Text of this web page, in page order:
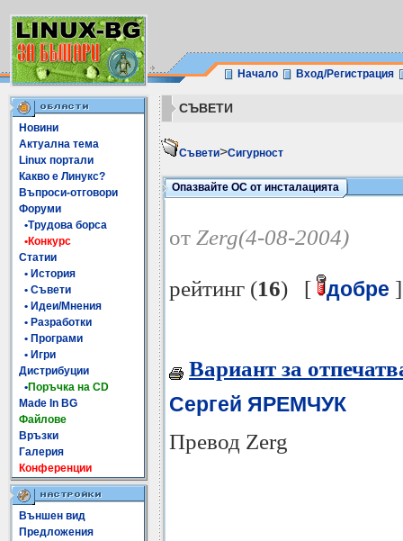
Начало Вход/Регистрация
Новини
Актуална тема
Linux портали
Какво е Линукс?
Въпроси-отговори
Форуми
•Трудова борса
•Конкурс
Статии
• История
• Съвети
• Идеи/Мнения
• Разработки
• Програми
• Игри
Дистрибуции
•Поръчка на CD
Made In BG
Файлове
Връзки
Галерия
Конференции
Външен вид
Предложения
СЪВЕТИ
Съвети>Сигурност
Опазвайте ОС от инсталацията
от Zerg(4-08-2004)
рейтинг (16) [ добре
Вариант за
Сергей ЯРЕМЧУК
Превод Zerg